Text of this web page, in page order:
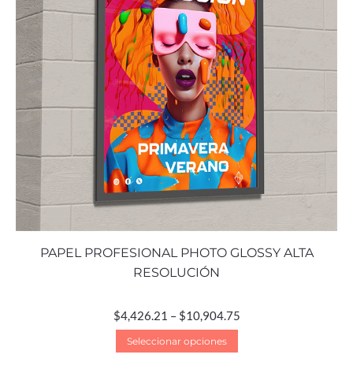
PAPEL PROFESIONAL PHOTO GLOSSY ALTA
RESOLUCIÓN
$4,426.21 – $10,904.75
Seleccionar opciones